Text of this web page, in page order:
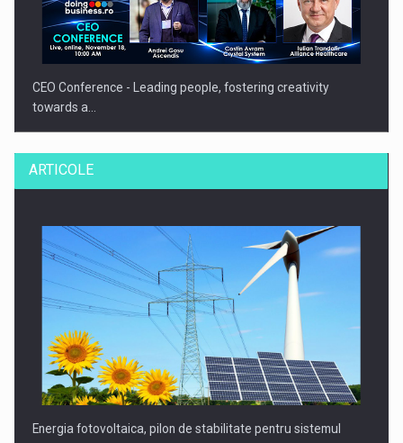
CEO Conference - Leading people, fostering creativity
towards a…
CEO Conference - Shaping The Future - Technology and…
ARTICOLE
Energia fotovoltaica, pilon de stabilitate pentru sistemul